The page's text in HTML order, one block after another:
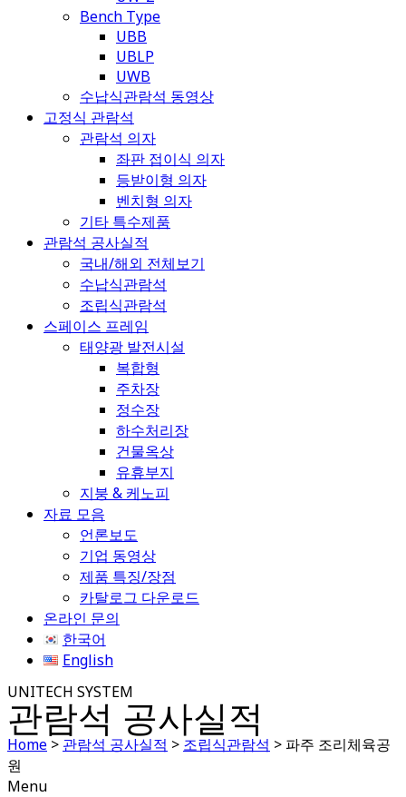
Bench Type
UBB
UBLP
UWB
수납식관람석 동영상
고정식 관람석
관람석 의자
좌판 접이식 의자
등받이형 의자
벤치형 의자
기타 특수제품
관람석 공사실적
국내/해외 전체보기
수납식관람석
조립식관람석
스페이스 프레임
태양광 발전시설
복합형
주차장
정수장
하수처리장
건물옥상
유휴부지
지붕 & 케노피
자료 모음
언론보도
기업 동영상
제품 특징/장점
카탈로그 다운로드
온라인 문의
한국어
English
UNITECH SYSTEM
관람석 공사실적
Home > 관람석 공사실적 > 조립식관람석 > 파주 조리체육공
원
Menu